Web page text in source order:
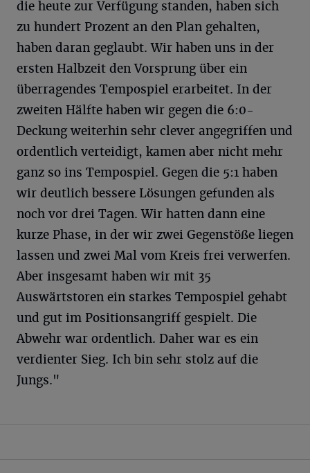
die heute zur Verfügung standen, haben sich
zu hundert Prozent an den Plan gehalten,
haben daran geglaubt. Wir haben uns in der
ersten Halbzeit den Vorsprung über ein
überragendes Tempospiel erarbeitet. In der
zweiten Hälfte haben wir gegen die 6:0-
Deckung weiterhin sehr clever angegriffen und
ordentlich verteidigt, kamen aber nicht mehr
ganz so ins Tempospiel. Gegen die 5:1 haben
wir deutlich bessere Lösungen gefunden als
noch vor drei Tagen. Wir hatten dann eine
kurze Phase, in der wir zwei Gegenstöße liegen
lassen und zwei Mal vom Kreis frei verwerfen.
Aber insgesamt haben wir mit 35
Auswärtstoren ein starkes Tempospiel gehabt
und gut im Positionsangriff gespielt. Die
Abwehr war ordentlich. Daher war es ein
verdienter Sieg. Ich bin sehr stolz auf die
Jungs."